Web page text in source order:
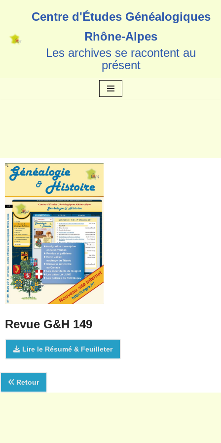
au
Centre d'Études Généalogiques
Rhône-Alpes
Les archives se racontent au
présent
Revue G&H 149
Lire le Résumé & Feuilleter
Retour